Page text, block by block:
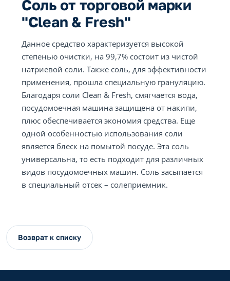
Соль от торговой марки
"Clean & Fresh"
Данное средство характеризуется высокой
степенью очистки, на 99,7% состоит из чистой
натриевой соли. Также соль, для эффективности
применения, прошла специальную грануляцию.
Благодаря соли Clean & Fresh, смягчается вода,
посудомоечная машина защищена от накипи,
плюс обеспечивается экономия средства. Еще
одной особенностью использования соли
является блеск на помытой посуде. Эта соль
универсальна, то есть подходит для различных
видов посудомоечных машин. Соль засыпается
в специальный отсек – солеприемник.
Возврат к списку